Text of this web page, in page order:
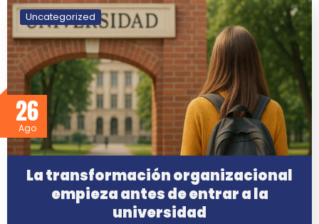
26
Ago
Uncategorized
La transformación organizacional
empieza antes de entrar a la
universidad